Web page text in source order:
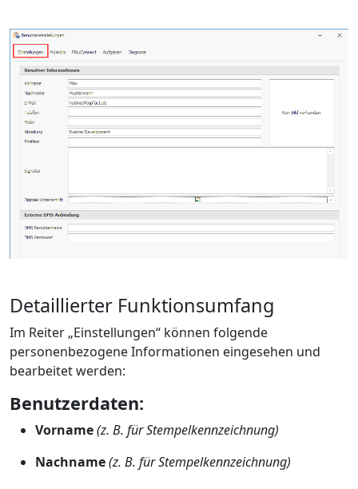
Detaillierter Funktionsumfang
Im Reiter „Einstellungen“ können folgende
personenbezogene Informationen eingesehen und
bearbeitet werden:
Benutzerdaten:
Vorname(z. B. für Stempelkennzeichnung)
Nachname(z. B. für Stempelkennzeichnung)